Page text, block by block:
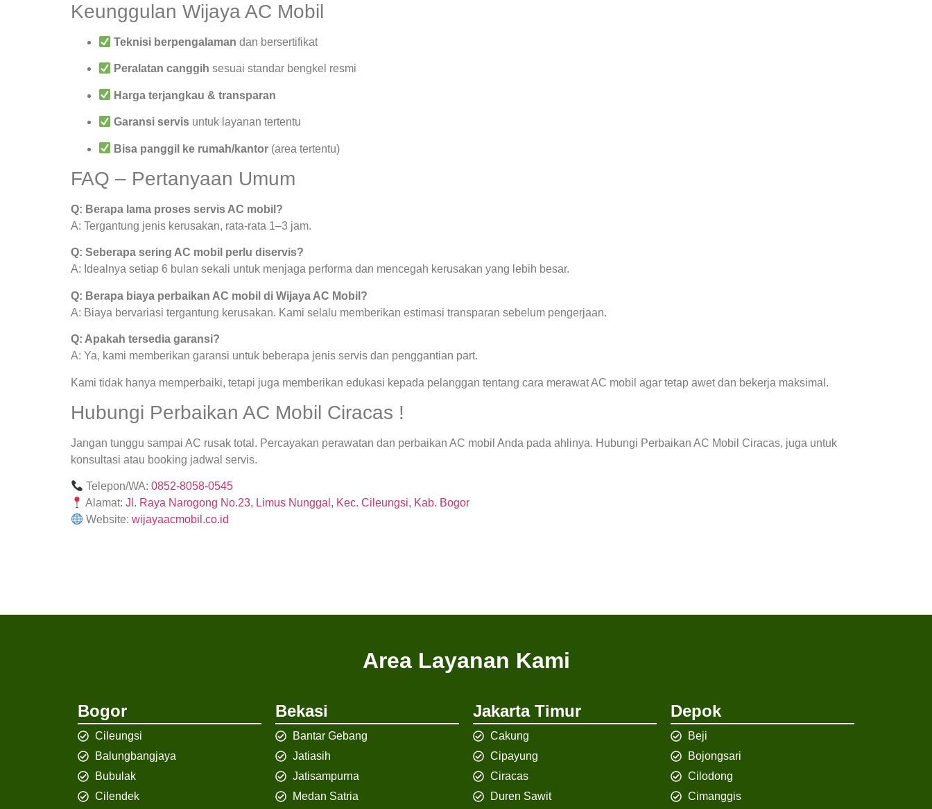
Keunggulan Wijaya AC Mobil
Teknisi berpengalaman dan bersertifikat
Peralatan canggih sesuai standar bengkel resmi
Harga terjangkau & transparan
Garansi servis untuk layanan tertentu
Bisa panggil ke rumah/kantor (area tertentu)
FAQ – Pertanyaan Umum
Q: Berapa lama proses servis AC mobil?
A: Tergantung jenis kerusakan, rata-rata 1–3 jam.
Q: Seberapa sering AC mobil perlu diservis?
A: Idealnya setiap 6 bulan sekali untuk menjaga performa dan mencegah kerusakan yang lebih besar.
Q: Berapa biaya perbaikan AC mobil di Wijaya AC Mobil?
A: Biaya bervariasi tergantung kerusakan. Kami selalu memberikan estimasi transparan sebelum pengerjaan.
Q: Apakah tersedia garansi?
A: Ya, kami memberikan garansi untuk beberapa jenis servis dan penggantian part.
Kami tidak hanya memperbaiki, tetapi juga memberikan edukasi kepada pelanggan tentang cara merawat AC mobil agar tetap awet dan bekerja maksimal.
Hubungi Perbaikan AC Mobil Ciracas !
Jangan tunggu sampai AC rusak total. Percayakan perawatan dan perbaikan AC mobil Anda pada ahlinya. Hubungi Perbaikan AC Mobil Ciracas, juga untuk
konsultasi atau booking jadwal servis.
Telepon/WA:0852-8058-0545
Alamat:Jl. Raya Narogong No.23, Limus Nunggal, Kec. Cileungsi, Kab. Bogor
Website:wijayaacmobil.co.id
Area Layanan Kami
Bogor
Cileungsi
Balungbangjaya
Bubulak
Cilendek
Bekasi
Bantar Gebang
Jatiasih
Jatisampurna
Medan Satria
Jakarta Timur
Cakung
Cipayung
Ciracas
Duren Sawit
Depok
Beji
Bojongsari
Cilodong
Cimanggis